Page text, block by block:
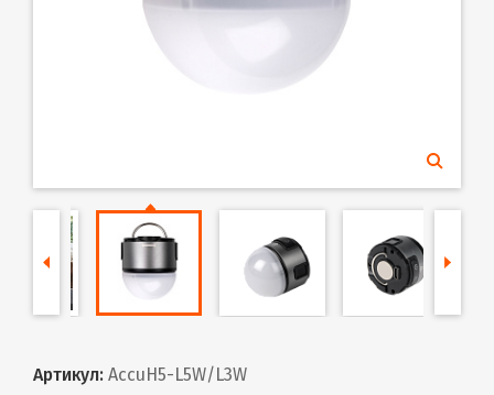
Артикул: AccuH5-L5W/L3W